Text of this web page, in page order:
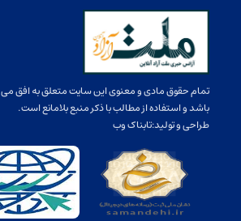
تمام حقوق مادی و معنوی این سایت متعلق به افق می
باشد و استفاده از مطالب با ذکر منبع بلامانع است.
طراحی و تولید:تابناک وب